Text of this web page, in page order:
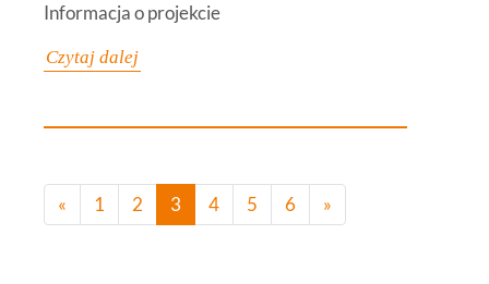
Informacja o projekcie
Czytaj dalej
« 1 2 3 (current)
4 5 6 »